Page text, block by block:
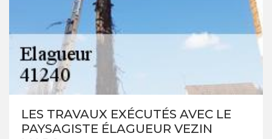
LES TRAVAUX EXÉCUTÉS AVEC LE
PAYSAGISTE ÉLAGUEUR VEZIN